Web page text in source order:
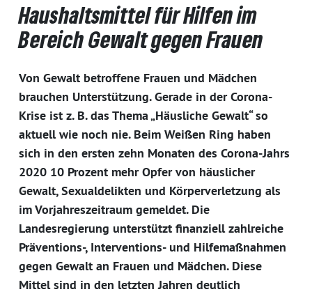
Haushaltsmittel für Hilfen im
Bereich Gewalt gegen Frauen
Von Gewalt betroffene Frauen und Mädchen
brauchen Unterstützung. Gerade in der Corona-
Krise ist z. B. das Thema „Häusliche Gewalt“ so
aktuell wie noch nie. Beim Weißen Ring haben
sich in den ersten zehn Monaten des Corona-Jahrs
2020 10 Prozent mehr Opfer von häuslicher
Gewalt, Sexualdelikten und Körperverletzung als
im Vorjahreszeitraum gemeldet. Die
Landesregierung unterstützt finanziell zahlreiche
Präventions-, Interventions- und Hilfemaßnahmen
gegen Gewalt an Frauen und Mädchen. Diese
Mittel sind in den letzten Jahren deutlich